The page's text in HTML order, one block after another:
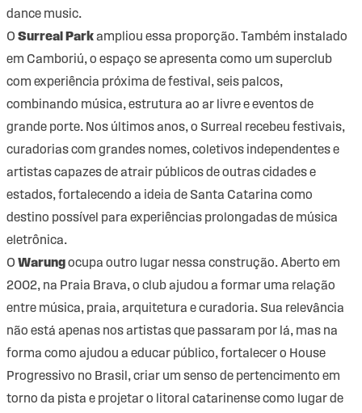
dance music.
O Surreal Parkampliou essa proporção. Também instalado
em Camboriú, o espaço se apresenta como um superclub
com experiência próxima de festival, seis palcos,
combinando música, estrutura ao ar livre e eventos de
grande porte. Nos últimos anos, o Surreal recebeu festivais,
curadorias com grandes nomes, coletivos independentes e
artistas capazes de atrair públicos de outras cidades e
estados, fortalecendo a ideia de Santa Catarina como
destino possível para experiências prolongadas de música
eletrônica.
O Warungocupa outro lugar nessa construção. Aberto em
2002, na Praia Brava, o club ajudou a formar uma relação
entre música, praia, arquitetura e curadoria. Sua relevância
não está apenas nos artistas que passaram por lá, mas na
forma como ajudou a educar público, fortalecer o House
Progressivo no Brasil, criar um senso de pertencimento em
torno da pista e projetar o litoral catarinense como lugar de